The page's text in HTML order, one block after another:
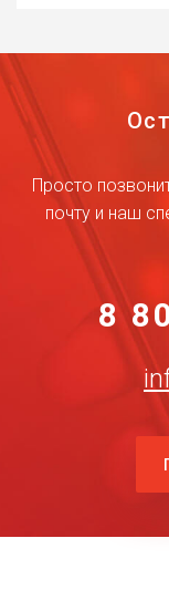
Просто
почту и наш
8